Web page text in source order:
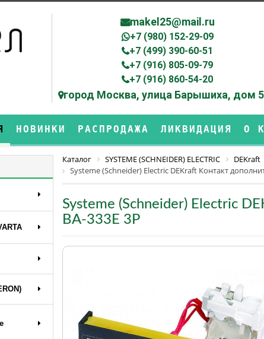
makel25@mail.ru
+7 (980) 152-29-09
+7 (499) 390-60-51
+7 (916) 805-09-79
+7 (916) 860-54-20
город Москва, улица Барышиха, дом
НОВИНКИ РАСПРОДАЖА ЛИКВИДАЦИЯ О
Каталог SYSTEME (SCHNEIDER) ELECTRIC DEKraft
Systeme (Schneider) Electric DEKraft Контакт
Systeme (Schneider) Electric
ВА-333E 3P